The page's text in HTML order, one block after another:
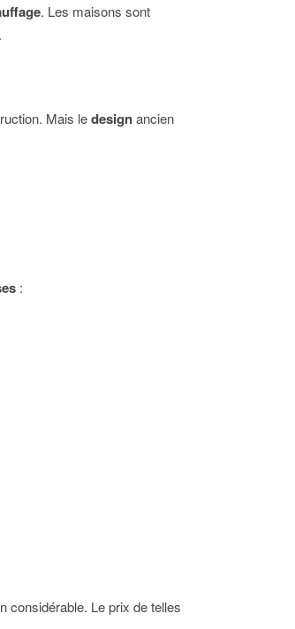
. Les maisons sont
.
Mais ledesignancien
:
considérable. Le prix de telles